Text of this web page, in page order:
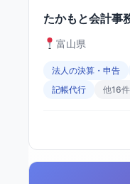
たかもと会計事
富山県
法人の決算・申告
記帳代行
他16件